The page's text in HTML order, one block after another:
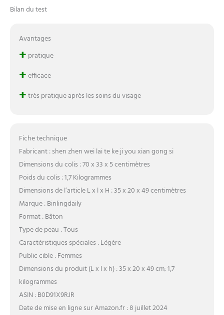
Bilan du test
Avantages
+ pratique
+efficace
+très pratique après les soins du visage
Fiche technique
Fabricant : shen zhen wei lai te ke ji you xian gong si
Dimensions du colis : 70 x 33 x 5 centimètres
Poids du colis : 1,7 Kilogrammes
Dimensions de l’article L x l x H : 35 x 20 x 49 centimètres
Marque : Binlingdaily
Format : Bâton
Type de peau : Tous
Caractéristiques spéciales : Légère
Public cible : Femmes
Dimensions du produit (L x l x h) : 35 x 20 x 49 cm; 1,7
kilogrammes
ASIN : B0D91X9RJR
Date de mise en ligne sur Amazon.fr : 8 juillet 2024